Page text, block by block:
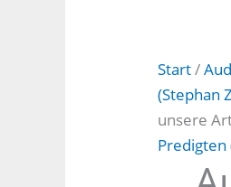
Start/
(Stephan
unsere
Predigten